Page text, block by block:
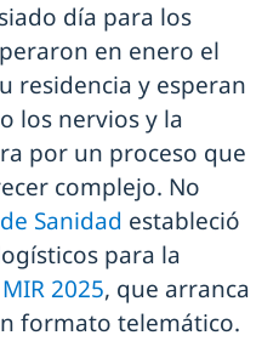
día para los
en enero el
residencia y esperan
los nervios y la
por un proceso que
complejo. No
Sanidad estableció
para la
MIR 2025, que arranca
formato telemático.